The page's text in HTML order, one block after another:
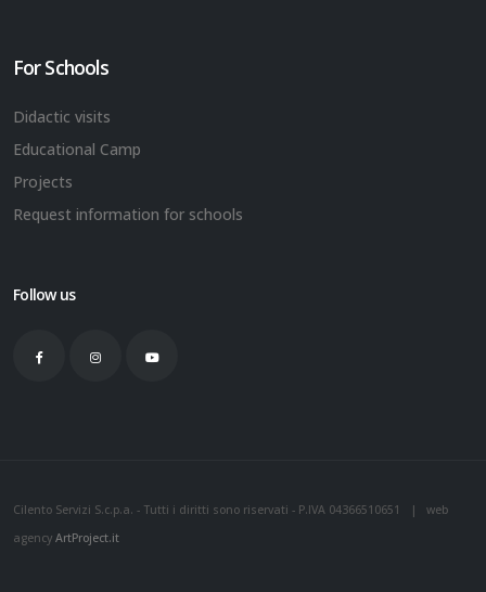
For Schools
Didactic visits
Educational Camp
Projects
Request information for schools
Follow us
Cilento Servizi S.c.p.a. - Tutti i diritti sono riservati - P.IVA 04366510651 | web
agency ArtProject.it